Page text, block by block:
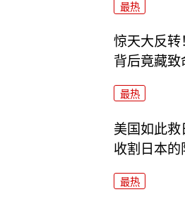
最热
惊天大反转
背后竟藏致
最热
美国如此救
收割日本的
最热